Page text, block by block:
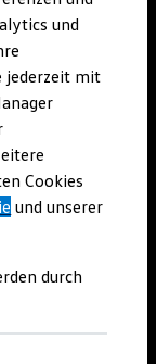
und
jederzeit mit
Cookies
und unserer
durch